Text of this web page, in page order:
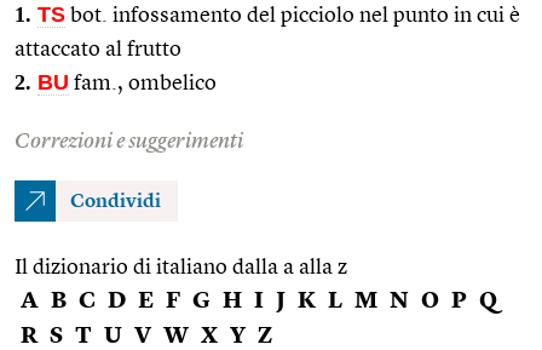
1. TS bot. infossamento del picciolo nel punto in cui è
attaccato al frutto
2. BU fam., ombelico
Correzioni e suggerimenti
Condividi
Il dizionario di italiano dalla a alla z
A B C D E F G H I J K L M N O P Q
R S T U V W X Y Z